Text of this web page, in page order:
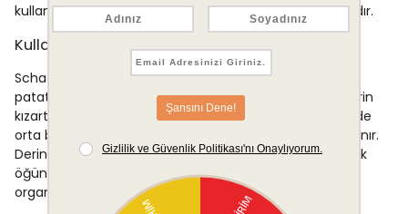
kullanıma uygun olmadığı göz önünde bulundurulmalıdır.
Kullanım Alanları
Schafer Komfort Derin Kızartma Tavası, tavuk, balık,
patates, soğan halkası ve sebze gibi çeşitli malzemelerin
kızartılmasında kullanılabilir. 2 litrelik hacmi, tek seferinde
orta büyüklükte porsiyonların hazırlanmasına olanak tanır.
Derin yapısı ve kızartma teli kombinasyonu, hem günlük
öğün hazırlıklarında hem de daha kapsamlı yemek
organizasyonlarında pratik bir kullanım deneyimi sunar.